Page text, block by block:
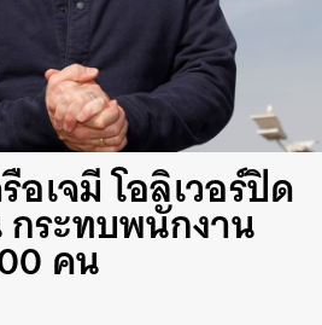
อเจมี โอลิเวอร์ปิด
กระทบพนักงาน
คน